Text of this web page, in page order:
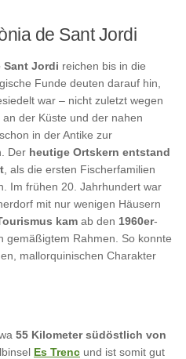
de Sant Jordi
Sant Jordi reichen bis in die
Funde deuten darauf hin,
war – nicht zuletzt wegen
der Küste und der nahen
schon in der Antike zur
Der heutige Ortskern entstand
, als die ersten Fischerfamilien
Im frühen 20. Jahrhundert war
mit nur wenigen Häusern
kam ab den 1960er-
gemäßigtem Rahmen. So konnte
mallorquinischen Charakter
55 Kilometer südöstlich von
Es Trenc und ist somit gut